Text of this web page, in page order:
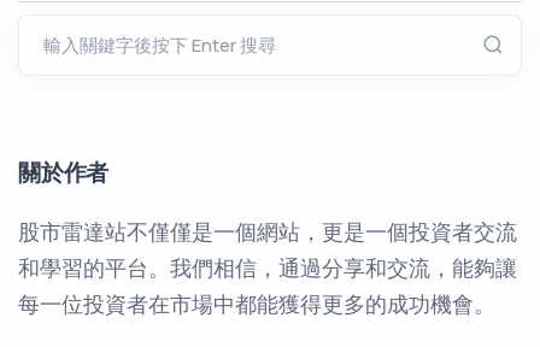
關於作者
股市雷達站不僅僅是一個網站，更是一個投資者交流
和學習的平台。我們相信，通過分享和交流，能夠讓
每一位投資者在市場中都能獲得更多的成功機會。